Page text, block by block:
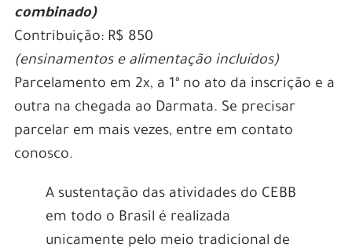
combinado)
Contribuição: R$ 850
(ensinamentos e alimentação incluídos)
Parcelamento em 2x, a 1ª no ato da inscrição e a
outra na chegada ao Darmata. Se precisar
parcelar em mais vezes, entre em contato
conosco.
A sustentação das atividades do CEBB
em todo o Brasil é realizada
unicamente pelo meio tradicional de